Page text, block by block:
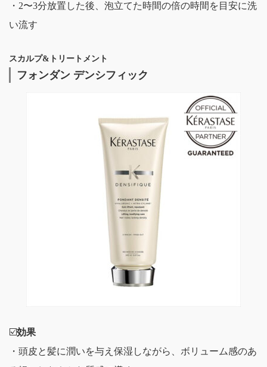
・2〜3分放置した後、泡立てた時間の倍の時間を目安に洗
い流す
スカルプ&トリートメント
フォンダン デンシフィック
☑️効果
・頭皮と髪に潤いを与え保湿しながら、ボリューム感のあ